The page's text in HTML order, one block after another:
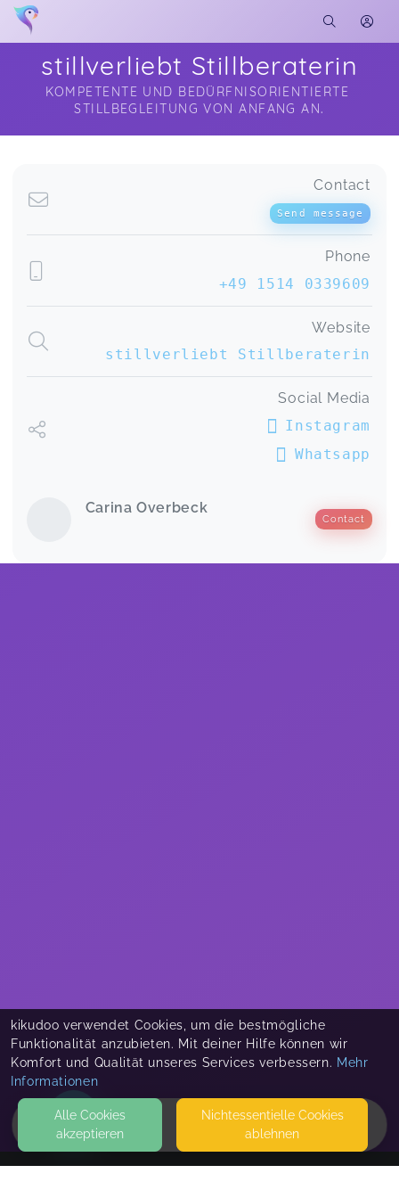
HOME
stillverliebt Stillberaterin
KOMPETENTE UND BEDÜRFNISORIENTIERTE
STILLBEGLEITUNG VON ANFANG AN.
Contact
Send message
Phone
+49 1514 0339609
Website
stillverliebt Stillberaterin
Social Media
Instagram
Whatsapp
Carina Overbeck
Contact
kikudoo verwendet Cookies, um die bestmögliche
Funktionalität anzubieten. Mit deiner Hilfe können wir
Komfort und Qualität unseres Services verbessern. Mehr
Informationen
Alle Cookies
akzeptieren
Nicht­essentielle Cookies
ablehnen